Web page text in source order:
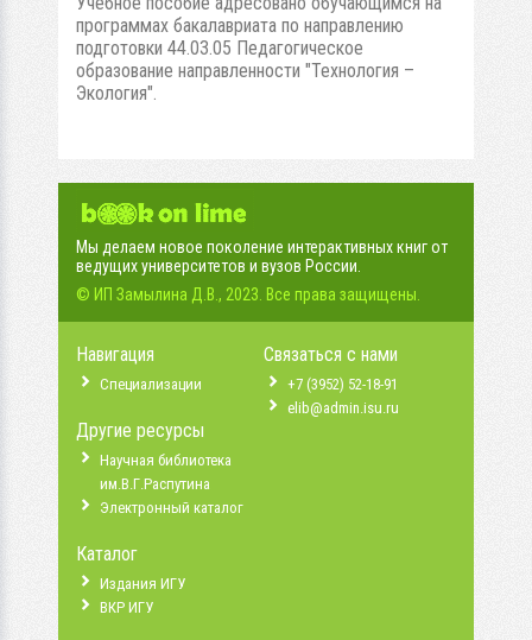
программах бакалавриата по направлению
подготовки 44.03.05 Педагогическое
образование направленности "Технология –
Экология".
Мы делаем новое поколение интерактивных книг от
ведущих университетов и вузов России.
© ИП Замылина Д.В., 2023. Все права защищены.
Навигация
Специализации
Другие ресурсы
Научная библиотека
им.В.Г.Распутина
Электронный каталог
Каталог
Издания ИГУ
ВКР ИГУ
Связаться с нами
+7 (3952) 52-18-91
elib@admin.isu.ru